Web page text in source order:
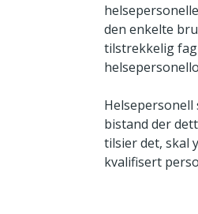
den enkelte
tilstrekkelig
bistand der
tilsier det, skal
kvalifisert